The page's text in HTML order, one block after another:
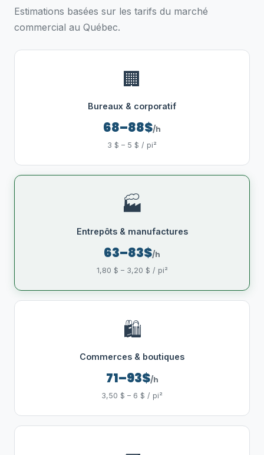
Estimations basées sur les tarifs du marché
commercial au Québec.
🏢
Bureaux & corporatif
68–88$/h
3 $ – 5 $ / pi²
🏭
Entrepôts & manufactures
63–83$/h
1,80 $ – 3,20 $ / pi²
🛍️
Commerces & boutiques
71–93$/h
3,50 $ – 6 $ / pi²